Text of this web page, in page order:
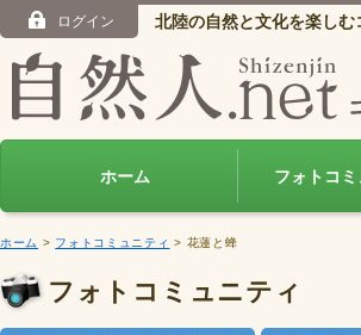
ログイン 北陸の自然と文化を楽しむ
ホーム フォトコミ
ホーム > フォトコミュニティ > 花蓮と蜂
フォトコミュニティ